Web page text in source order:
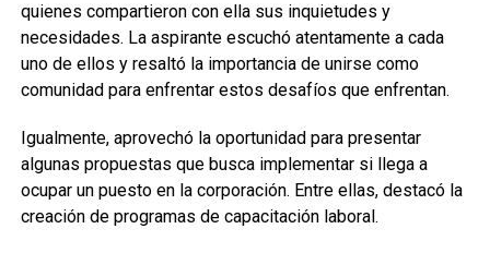
quienes compartieron con ella sus inquietudes y
necesidades. La aspirante escuchó atentamente a cada
uno de ellos y resaltó la importancia de unirse como
comunidad para enfrentar estos desafíos que enfrentan.
Igualmente, aprovechó la oportunidad para presentar
algunas propuestas que busca implementar si llega a
ocupar un puesto en la corporación. Entre ellas, destacó la
creación de programas de capacitación laboral.